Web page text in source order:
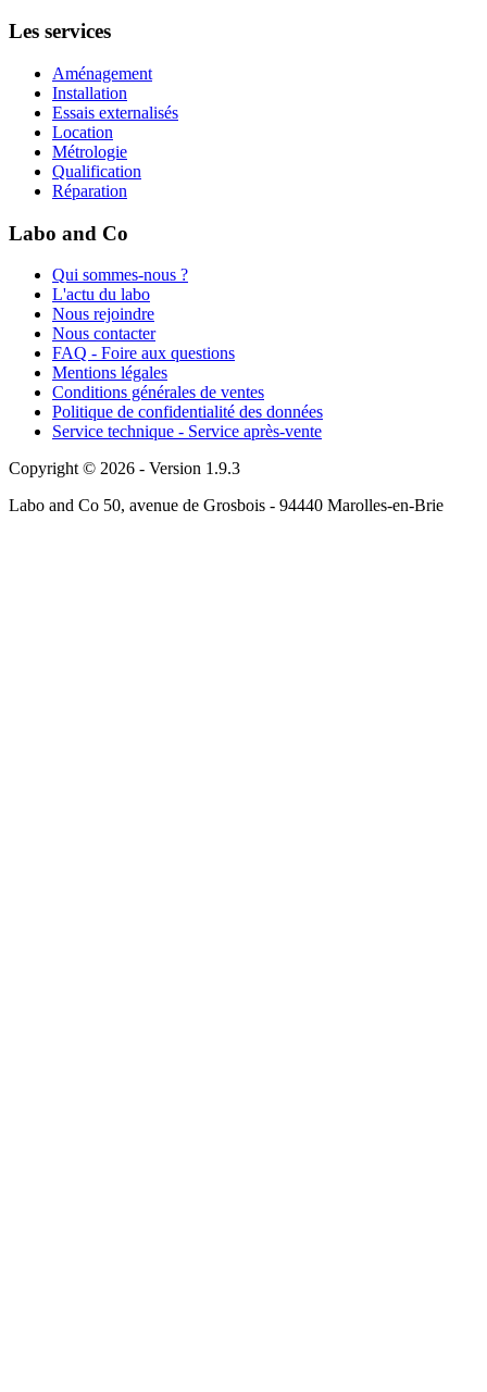
Les services
Aménagement
Installation
Essais externalisés
Location
Métrologie
Qualification
Réparation
Labo and Co
Qui sommes-nous ?
L'actu du labo
Nous rejoindre
Nous contacter
FAQ - Foire aux questions
Mentions légales
Conditions générales de ventes
Politique de confidentialité des données
Service technique - Service après-vente
Copyright © 2026 - Version 1.9.3
Labo and Co 50, avenue de Grosbois - 94440 Marolles-en-Brie